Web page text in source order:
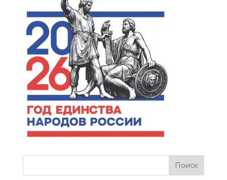
flipbook is
loading. For more
related info, FAQs
and issues please
refer todFlip 3D
Flipbook Wordpress
Helpdocumentation.